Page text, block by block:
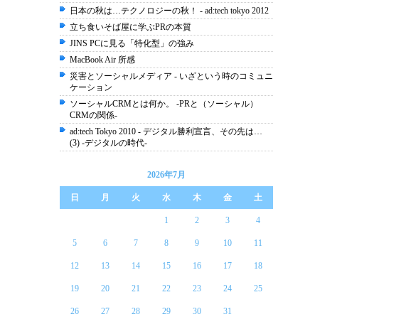
日本の秋は…テクノロジーの秋！ - ad:tech tokyo 2012
立ち食いそば屋に学ぶPRの本質
JINS PCに見る「特化型」の強み
MacBook Air 所感
災害とソーシャルメディア - いざという時のコミュニ
ケーション
ソーシャルCRMとは何か。 -PRと（ソーシャル）
CRMの関係-
ad:tech Tokyo 2010 - デジタル勝利宣言、その先は…
(3) -デジタルの時代-
2026年7月
日 月 火 水 木 金 土
1 2 3 4
5 6 7 8 9 10 11
12 13 14 15 16 17 18
19 20 21 22 23 24 25
26 27 28 29 30 31